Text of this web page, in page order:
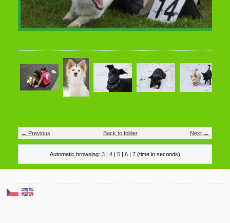
← Previous Next →
Back to folder
Automatic browsing: 3 4 5 6 7 (time in seconds)